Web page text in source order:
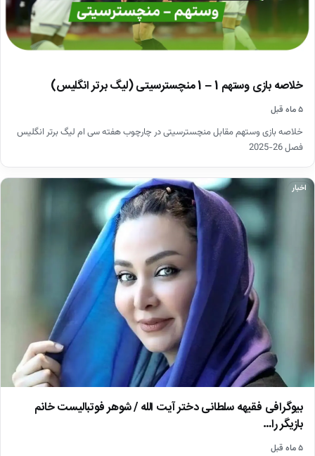
خلاصه بازی وستهم 1 – 1 منچسترسیتی (لیگ برتر انگلیس)
۵ ماه قبل
خلاصه بازی وستهم مقابل منچسترسیتی در چارچوب هفته سی ام لیگ برتر انگلیس
فصل 26-2025
اخبار
بیوگرافی فقیهه سلطانی دختر آیت الله / شوهر فوتبالیست خانم
بازیگر را…
۵ ماه قبل